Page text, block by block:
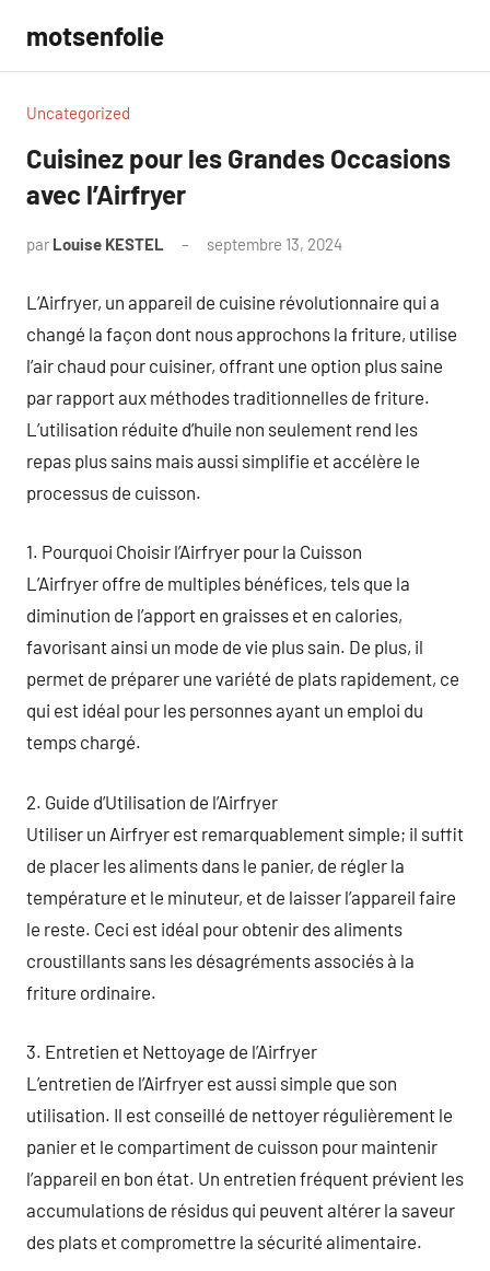
contenu
motsenfolie
Uncategorized
Cuisinez pour les Grandes Occasions
avec l’Airfryer
par Louise KESTEL septembre 13, 2024
L’Airfryer, un appareil de cuisine révolutionnaire qui a
changé la façon dont nous approchons la friture, utilise
l’air chaud pour cuisiner, offrant une option plus saine
par rapport aux méthodes traditionnelles de friture.
L’utilisation réduite d’huile non seulement rend les
repas plus sains mais aussi simplifie et accélère le
processus de cuisson.
1. Pourquoi Choisir l’Airfryer pour la Cuisson
L’Airfryer offre de multiples bénéfices, tels que la
diminution de l’apport en graisses et en calories,
favorisant ainsi un mode de vie plus sain. De plus, il
permet de préparer une variété de plats rapidement, ce
qui est idéal pour les personnes ayant un emploi du
temps chargé.
2. Guide d’Utilisation de l’Airfryer
Utiliser un Airfryer est remarquablement simple; il suffit
de placer les aliments dans le panier, de régler la
température et le minuteur, et de laisser l’appareil faire
le reste. Ceci est idéal pour obtenir des aliments
croustillants sans les désagréments associés à la
friture ordinaire.
3. Entretien et Nettoyage de l’Airfryer
L’entretien de l’Airfryer est aussi simple que son
utilisation. Il est conseillé de nettoyer régulièrement le
panier et le compartiment de cuisson pour maintenir
l’appareil en bon état. Un entretien fréquent prévient les
accumulations de résidus qui peuvent altérer la saveur
des plats et compromettre la sécurité alimentaire.